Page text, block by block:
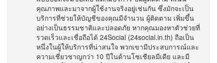
คุณภาพและมาจากผู้ใช้งานจริงอยู่เช่นกัน ซึ่งมักจะเป็น
บริการที่ช่วยให้บัญชีของคุณมีจำนวน ผู้ติดตาม เพิ่มขึ้น
อย่างเป็นธรรมชาติและปลอดภัย หากคุณมองหาตัวช่วยที่
รวดเร็วและเชื่อถือได้ 24Social (24social.in.th) ถือเป็น
หนึ่งในผู้ให้บริการที่น่าสนใจ พวกเขามีประสบการณ์และ
ความเชี่ยวชาญกว่า 10 ปีในด้านโซเชียลมีเดีย และมี